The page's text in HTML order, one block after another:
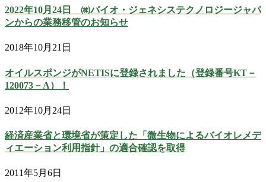
2022年10月24日 ㈱バイオ・ジェネシステクノロジージャパ
ンからの業務移管のお知らせ
2018年10月21日
オイルスポンジがNETISに登録されました（登録番号KT－
120073－A）！
2012年10月24日
経済産業省と環境省が策定した「微生物によるバイオレメデ
ィエーション利用指針」の適合確認を取得
2011年5月6日